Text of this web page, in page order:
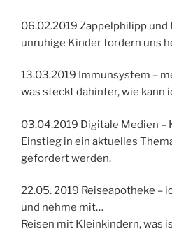
06.02.2019 Zappelphilipp und
unruhige Kinder fordern uns
13.03.2019 Immunsystem –
was steckt dahinter, wie kann
03.04.2019 Digitale Medien –
Einstieg in ein aktuelles
gefordert werden.
22.05. 2019 Reiseapotheke –
und nehme mit…
Reisen mit Kleinkindern, was